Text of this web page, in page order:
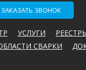
ЗАКАЗАТЬ ЗВОНОК
УСЛУГИ
СВАРКИ